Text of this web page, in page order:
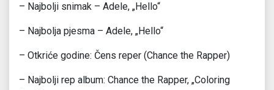
– Najbolji snimak – Adele, „Hello“
– Najbolja pjesma – Adele, „Hello“
– Otkriće godine: Čens reper (Chance the Rapper)
– Najbolji rep album: Chance the Rapper, „Coloring